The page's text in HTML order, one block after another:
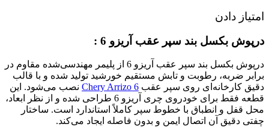
امتیاز دادن
درپوش بکسل بند سپر عقب آریزو 6 :
درپوش بکسل بند سپر عقب آریزو 6 از پلیمر مهندسی‌شده مقاوم در
برابر ضربه، رطوبت و تابش مستقیم خورشید تولید شده و با قالب
دقیق کارخانه‌ای روی سپر عقب Chery Arrizo 6 نصب می‌شود. این
قطعه فقط برای خودروی چری آریزو 6 طراحی شده و از نظر ابعاد،
محل قفل و انطباق با خطوط سپر کاملاً استاندارد است. ساختار
چفتی دقیق آن اتصال ایمن و بدون فاصله ایجاد می‌کند.